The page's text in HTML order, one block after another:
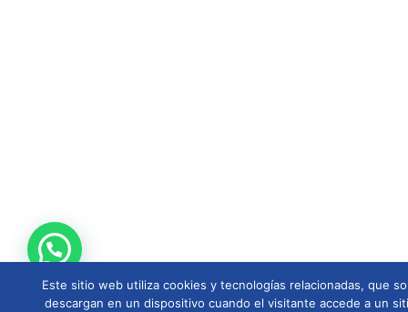
Este sitio web utiliza cookies y tecnologías relacionadas, que
descargan en un dispositivo cuando el visitante accede a un